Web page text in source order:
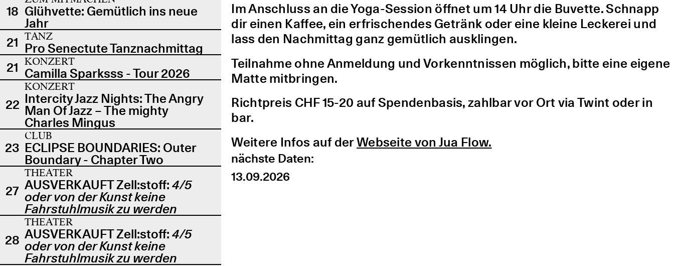
18 Glühvette: Gemütlich ins neue
Jahr
21 TANZ
Pro Senectute Tanznachmittag
21 KONZERT
Camilla Sparksss - Tour 2026
22
KONZERT
Intercity Jazz Nights: The Angry
Man Of Jazz – The mighty
Charles Mingus
23
CLUB
ECLIPSE BOUNDARIES: Outer
Boundary - Chapter Two
27
THEATER
AUSVERKAUFT Zell:stoff: 4/5
oder von der Kunst keine
Fahrstuhlmusik zu werden
28
THEATER
AUSVERKAUFT Zell:stoff: 4/5
oder von der Kunst keine
Fahrstuhlmusik zu werden
Im Anschluss an die Yoga-Session öffnet um 14 Uhr die Buvette. Schnapp
dir einen Kaffee, ein erfrischendes Getränk oder eine kleine Leckerei und
lass den Nachmittag ganz gemütlich ausklingen.
Teilnahme ohne Anmeldung und Vorkenntnissen möglich, bitte eine eigene
Matte mitbringen.
Richtpreis CHF 15-20 auf Spendenbasis, zahlbar vor Ort via Twint oder in
bar.
Weitere Infos auf derWebseite von Jua Flow.
nächste Daten:
13.09.2026